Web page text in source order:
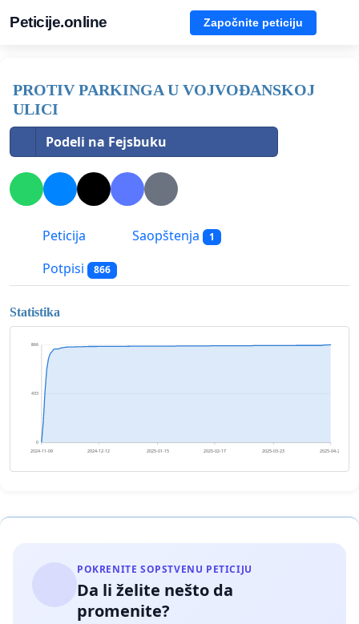
Peticije.online Započnite peticiju
PROTIV PARKINGA U VOJVOĐANSKOJ
ULICI
Podeli na Fejsbuku
Peticija Saopštenja 1
Potpisi 866
Statistika
0
433
866
2024-11-09 2024-12-12 2025-01-15 2025-02-17 2025-03-23 2025-04-25
POKRENITE SOPSTVENU PETICIJU
Da li želite nešto da
promenite?